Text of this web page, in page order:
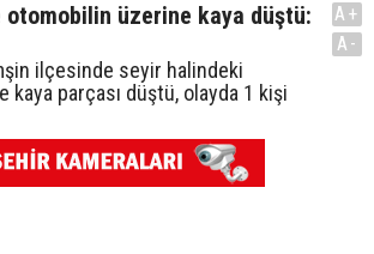
otomobilin üzerine kaya düştü:
ilçesinde seyir halindeki
kaya parçası düştü, olayda 1 kişi
A+
A-